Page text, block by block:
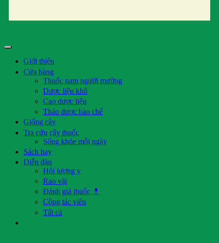
Giới thiệu
Cửa hàng
Thuốc nam người mường
Dược liệu khô
Cao dược liệu
Thảo dược bào chế
Giống cây
Tra cứu cây thuốc
Sống khỏe mỗi ngày
Sách hay
Diễn đàn
Hỏi lương y
Rao vặt
Đánh giá thuốc 💊
Cộng tác viên
Tất cả